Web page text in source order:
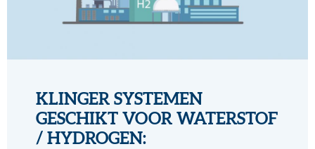
KLINGER SYSTEMEN
GESCHIKT VOOR WATERSTOF
/ HYDROGEN: